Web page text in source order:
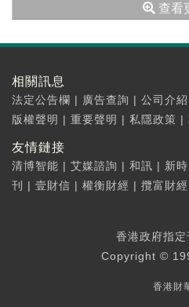
查看
相關訊息
法定公告欄 | 廣告查詢 | 公司介紹
版權聲明 | 重要聲明 | 私隱政策 |
友情鏈接
清博智能 | 艾媒諮詢 | 和訊 | 新
刊
| 壹財信 | 權衡財經 | 攬富財經
香港政府指
Copyright ©
香港財